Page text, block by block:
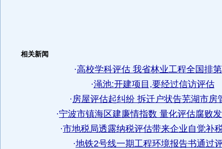
相关新闻
·高校学科评估 我省林业工程全国排
·渑池:开建项目,要经过信访评估
·房屋评估起纠纷 拆迁户状告芜湖市房
·宁波市镇海区建廉情指数 量化评估腐败
·市地税局透露纳税评估带来企业自觉补
·地铁2号线一期工程环境报告书通过